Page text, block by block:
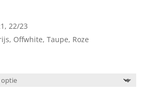
22/23
Offwhite, Taupe, Roze